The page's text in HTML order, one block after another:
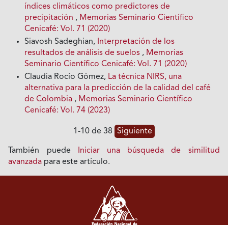
índices climáticos como predictores de
precipitación , Memorias Seminario Científico
Cenicafé: Vol. 71 (2020)
Siavosh Sadeghian, Interpretación de los
resultados de análisis de suelos , Memorias
Seminario Científico Cenicafé: Vol. 71 (2020)
Claudia Rocío Gómez, La técnica NIRS, una
alternativa para la predicción de la calidad del café
de Colombia , Memorias Seminario Científico
Cenicafé: Vol. 74 (2023)
1-10 de 38 Siguiente
También puede
Iniciar una búsqueda de similitud
avanzada para este artículo.